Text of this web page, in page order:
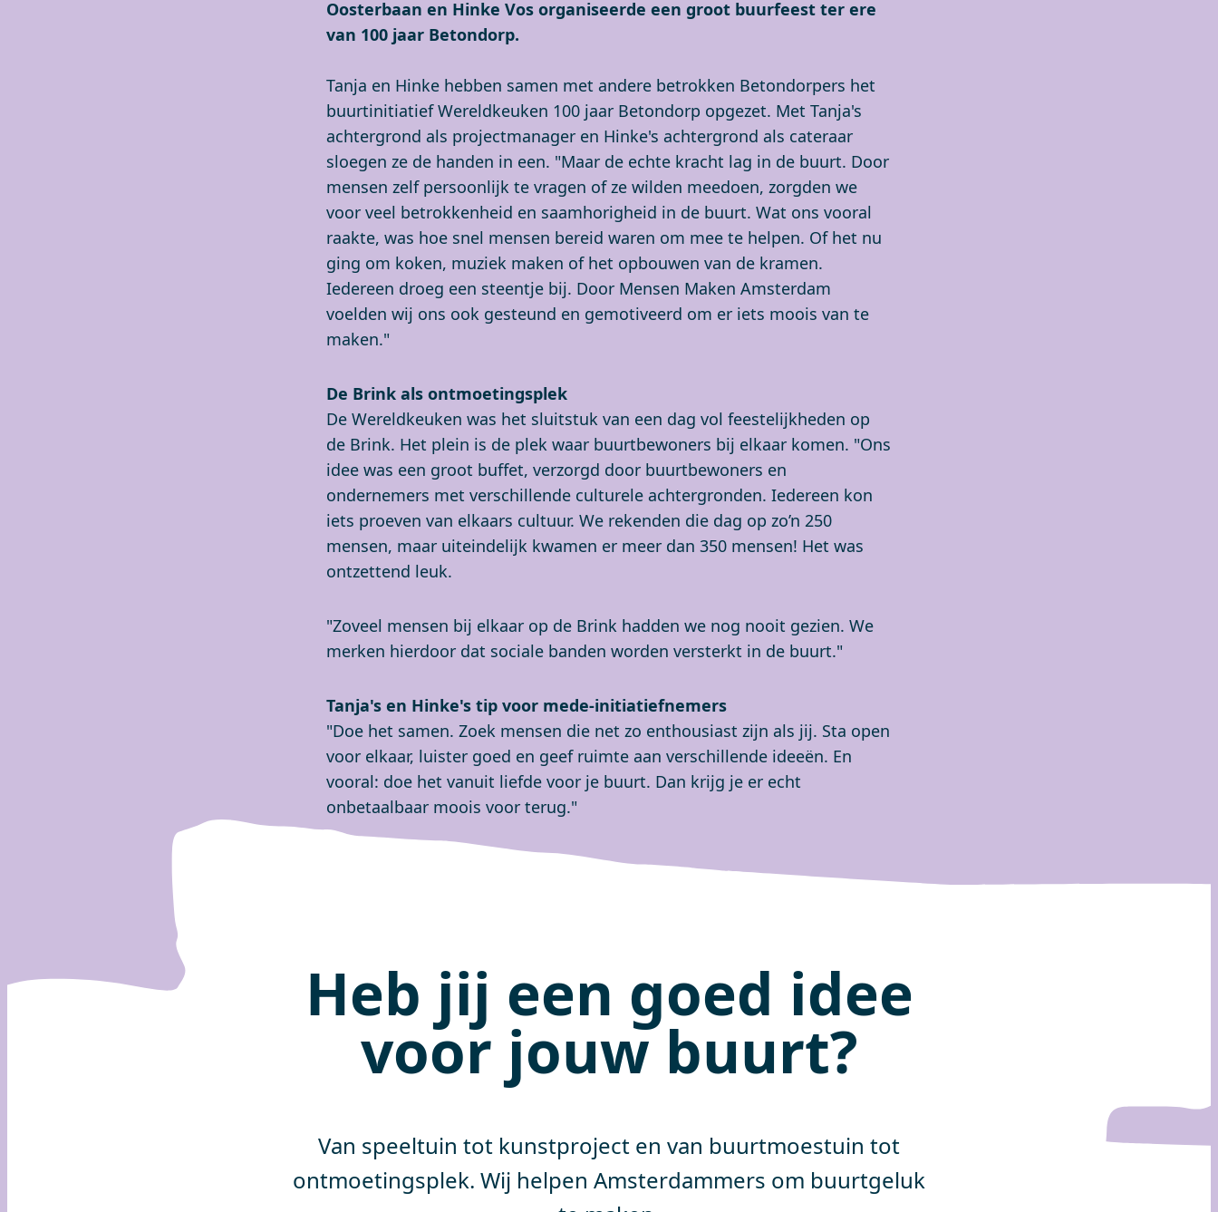
Oosterbaan en Hinke Vos organiseerde een groot buurfeest ter ere
van 100 jaar Betondorp.
Tanja en Hinke hebben samen met andere betrokken Betondorpers het
buurtinitiatief Wereldkeuken 100 jaar Betondorp opgezet. Met Tanja's
achtergrond als projectmanager en Hinke's achtergrond als cateraar
sloegen ze de handen in een. "Maar de echte kracht lag in de buurt. Door
mensen zelf persoonlijk te vragen of ze wilden meedoen, zorgden we
voor veel betrokkenheid en saamhorigheid in de buurt. Wat ons vooral
raakte, was hoe snel mensen bereid waren om mee te helpen. Of het nu
ging om koken, muziek maken of het opbouwen van de kramen.
Iedereen droeg een steentje bij. Door Mensen Maken Amsterdam
voelden wij ons ook gesteund en gemotiveerd om er iets moois van te
maken."
De Brink als ontmoetingsplek
De Wereldkeuken was het sluitstuk van een dag vol feestelijkheden op
de Brink. Het plein is de plek waar buurtbewoners bij elkaar komen. "Ons
idee was een groot buffet, verzorgd door buurtbewoners en
ondernemers met verschillende culturele achtergronden. Iedereen kon
iets proeven van elkaars cultuur. We rekenden die dag op zo’n 250
mensen, maar uiteindelijk kwamen er meer dan 350 mensen! Het was
ontzettend leuk.
"Zoveel mensen bij elkaar op de Brink hadden we nog nooit gezien. We
merken hierdoor dat sociale banden worden versterkt in de buurt."
Tanja's en Hinke's tip voor mede-initiatiefnemers
"Doe het samen. Zoek mensen die net zo enthousiast zijn als jij. Sta open
voor elkaar, luister goed en geef ruimte aan verschillende ideeën. En
vooral: doe het vanuit liefde voor je buurt. Dan krijg je er echt
onbetaalbaar moois voor terug."
Heb jij een goed idee
voor jouw buurt?
Van speeltuin tot kunstproject en van buurtmoestuin tot
ontmoetingsplek. Wij helpen Amsterdammers om buurtgeluk